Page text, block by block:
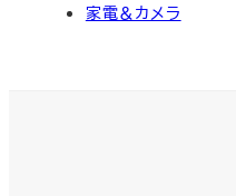
家電＆カメラ